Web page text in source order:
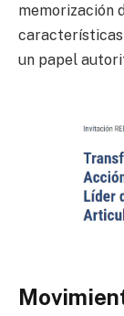
memorización
características
un papel